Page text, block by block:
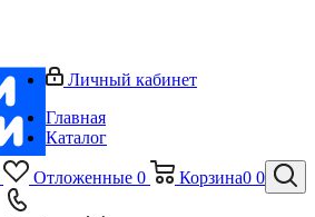
Отложенные 0 Корзина0 0
Личный кабинет
Главная
Каталог